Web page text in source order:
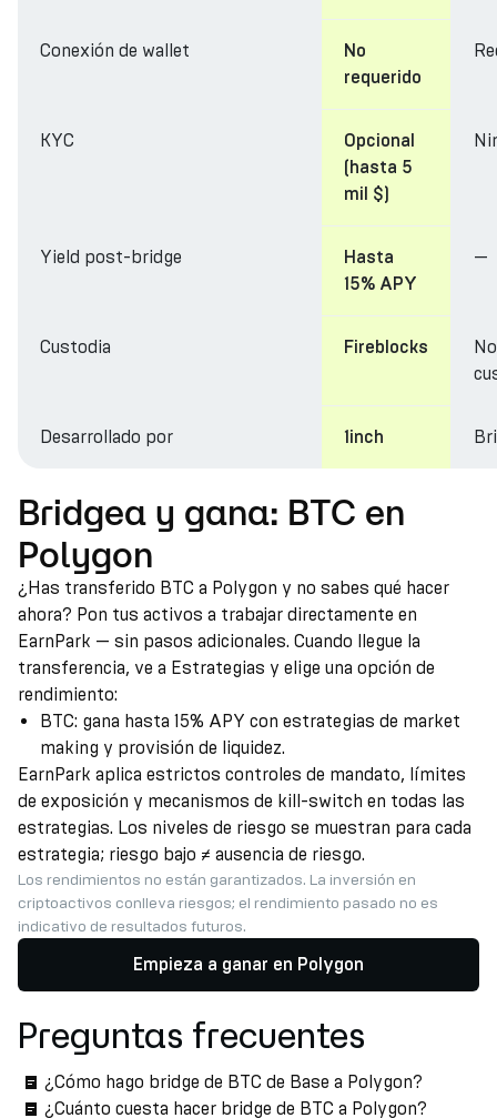
Conexión de wallet
No
requerido
KYC
Opcional
(hasta 5
mil $)
Yield post-bridge
Hasta
15% APY
—
Custodia Fireblocks
Desarrollado por 1inch
Bridgea y gana: BTC en
Polygon
¿Has transferido BTC a Polygon y no sabes qué hacer
ahora? Pon tus activos a trabajar directamente en
EarnPark — sin pasos adicionales. Cuando llegue la
transferencia, ve a Estrategias y elige una opción de
rendimiento:
BTC: gana hasta 15% APY con estrategias de market
making y provisión de liquidez.
EarnPark aplica estrictos controles de mandato, límites
de exposición y mecanismos de kill-switch en todas las
estrategias. Los niveles de riesgo se muestran para cada
estrategia; riesgo bajo ≠ ausencia de riesgo.
Los rendimientos no están garantizados. La inversión en
criptoactivos conlleva riesgos; el rendimiento pasado no es
indicativo de resultados futuros.
Empieza a ganar en Polygon
Preguntas frecuentes
¿Cómo hago bridge de BTC de Base a Polygon?
¿Cuánto cuesta hacer bridge de BTC a Polygon?